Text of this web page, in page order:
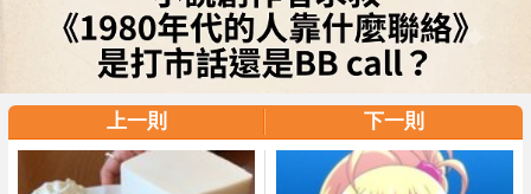
上一則 下一則